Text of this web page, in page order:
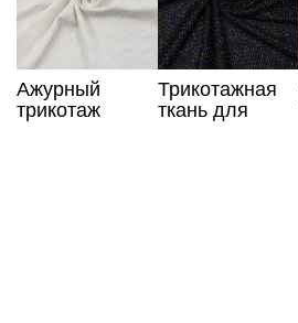
Ажурный
трикотаж
Трикотажная
ткань для